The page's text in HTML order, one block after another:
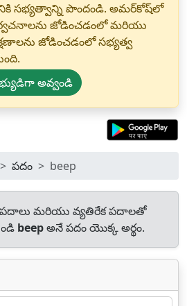
సభ్యత్వాన్ని పొందండి. అమర్‌కోష్‌లో
జోడించడంలో మరియు
జోడించడంలో సభ్యత్వ
అవ్వండి
పదం beep
మరియు వ్యతిరేక పదాలతో
beepఅనే పదం యొక్క అర్థం.